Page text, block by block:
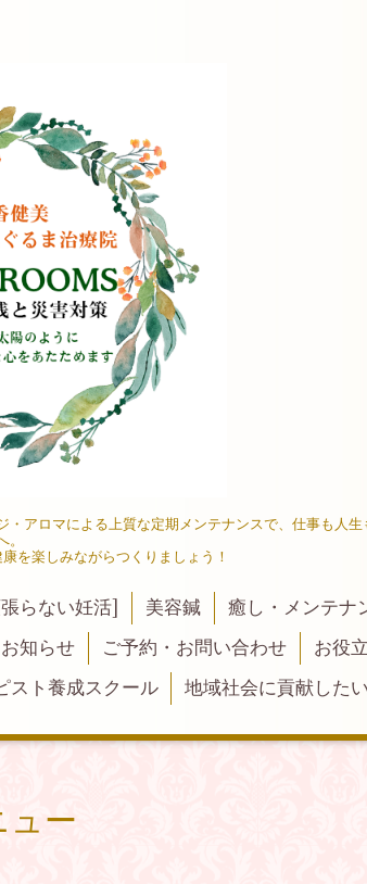
アロマによる上質な定期メンテナンスで、仕事も人
。
を楽しみながらつくりましょう！
らない妊活] 美容鍼
癒し・メンテナ
知らせ ご予約・お問い合わせ
お役
スト養成スクール 地域社会に貢献した
ュー